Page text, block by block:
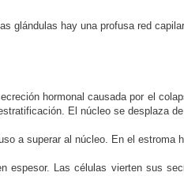
glándulas hay una profusa red
hormonal causada por el
El núcleo se desplaza
a superar al núcleo. En el
Las células vierten sus